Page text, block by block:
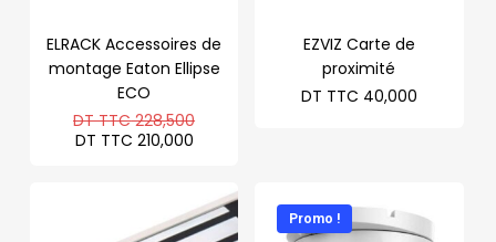
ELRACK Accessoires de
montage Eaton Ellipse
ECO
DT TTC228,500Le
TTC 228,500.
DT TTC 210,000Le
est :
DT
TTC 210,000.
EZVIZ Carte de
proximité
DT TTC 40,000
Promo !